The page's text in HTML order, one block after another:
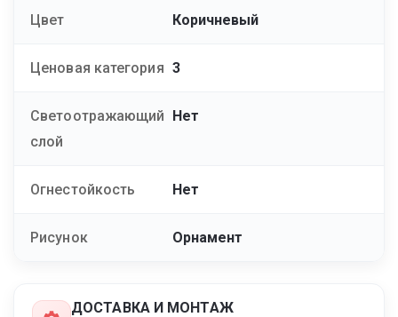
Цвет Коричневый
Ценовая категория 3
Светоотражающий
слой
Нет
Огнестойкость Нет
Рисунок Орнамент
ДОСТАВКА И МОНТАЖ